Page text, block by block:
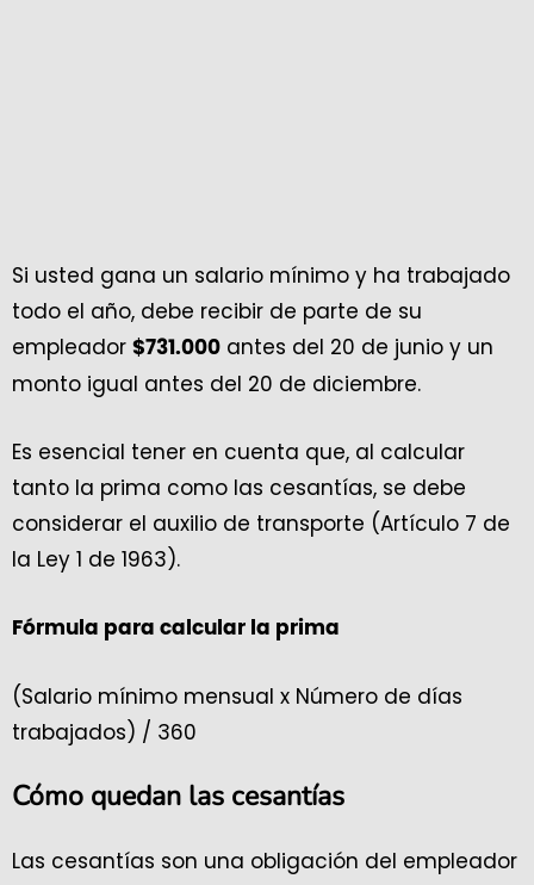
Si usted gana un salario mínimo y ha trabajado
todo el año, debe recibir de parte de su
empleador $731.000 antes del 20 de junio y un
monto igual antes del 20 de diciembre.
Es esencial tener en cuenta que, al calcular
tanto la prima como las cesantías, se debe
considerar el auxilio de transporte (Artículo 7 de
la Ley 1 de 1963).
Fórmula para calcular la prima
(Salario mínimo mensual x Número de días
trabajados) / 360
Cómo quedan las cesantías
Las cesantías son una obligación del empleador